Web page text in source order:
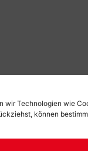
wir Technologien wie
können